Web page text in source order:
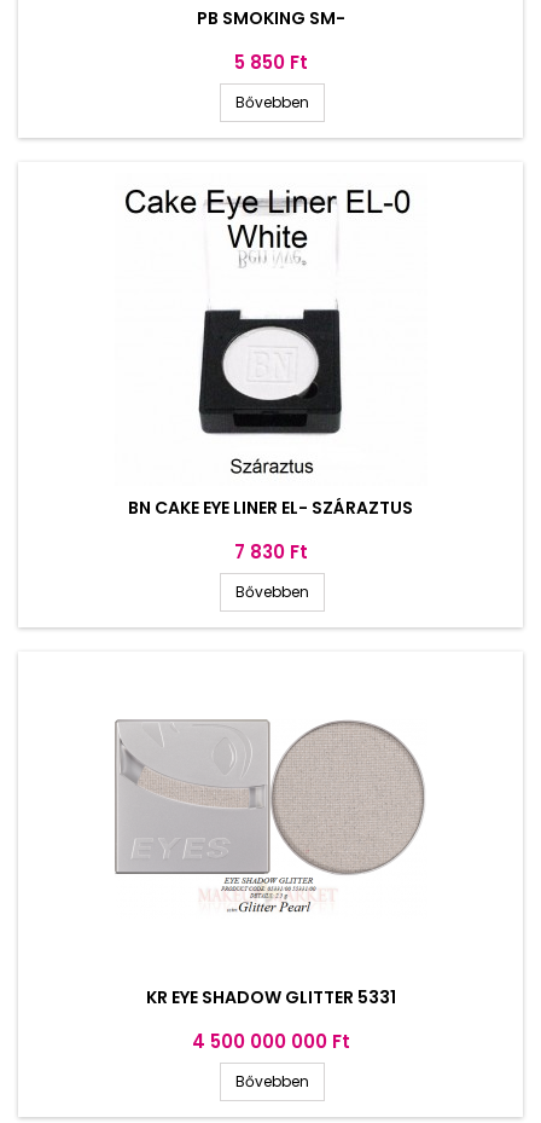
PB SMOKING SM-
Ár
5 850 Ft
Bővebben
BN CAKE EYE LINER EL- SZÁRAZTUS
Ár
7 830 Ft
Bővebben
KR EYE SHADOW GLITTER 5331
Ár
4 500 000 000 Ft
Bővebben